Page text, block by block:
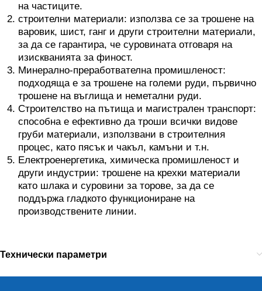
на частиците.
строителни материали: използва се за трошене на
варовик, шист, ганг и други строителни материали,
за да се гарантира, че суровината отговаря на
изискванията за финост.
Минерално-преработвателна промишленост:
подходяща е за трошене на големи руди, първично
трошене на въглища и неметални руди.
Строителство на пътища и магистрален транспорт:
способна е ефективно да троши всички видове
груби материали, използвани в строителния
процес, като пясък и чакъл, камъни и т.н.
Електроенергетика, химическа промишленост и
други индустрии: трошене на крехки материали
като шлака и суровини за торове, за да се
поддържа гладкото функциониране на
производствените линии.
Технически параметри